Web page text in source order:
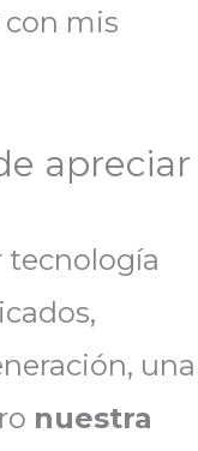
con mis
apreciar
tecnología
una
nuestra